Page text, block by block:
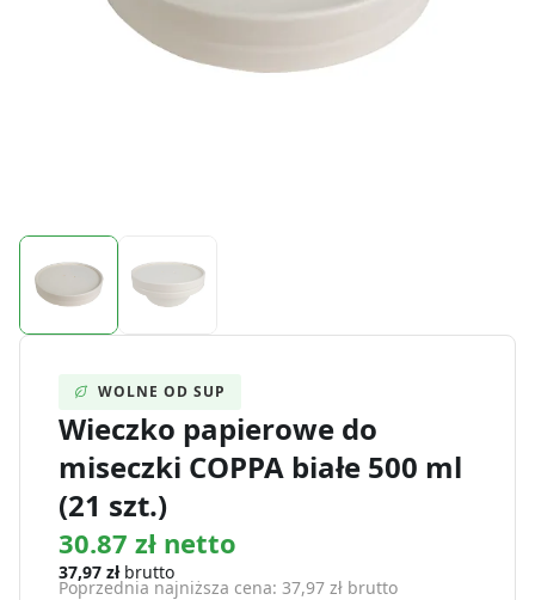
WOLNE OD SUP
Wieczko papierowe do
miseczki COPPA białe 500 ml
(21 szt.)
30.87 zł netto
37,97 złbrutto
Poprzednia najniższa cena: 37,97 zł brutto